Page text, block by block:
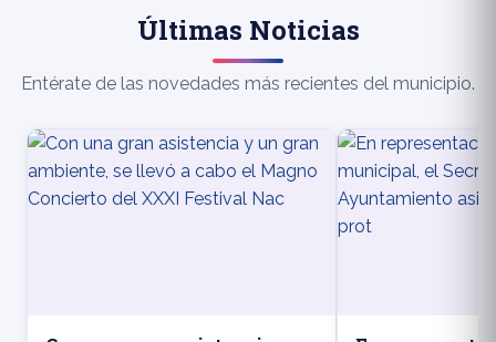
Últimas Noticias
Entérate de las novedades más recientes del municipio.